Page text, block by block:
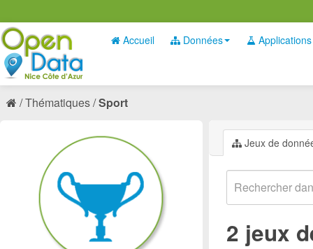
Accueil Données Applications
Thématiques Sport
Jeux de
2 jeux